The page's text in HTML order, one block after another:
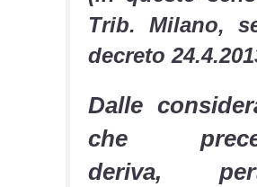
Trib. Milano,
decreto
Dalle
che
deriva,